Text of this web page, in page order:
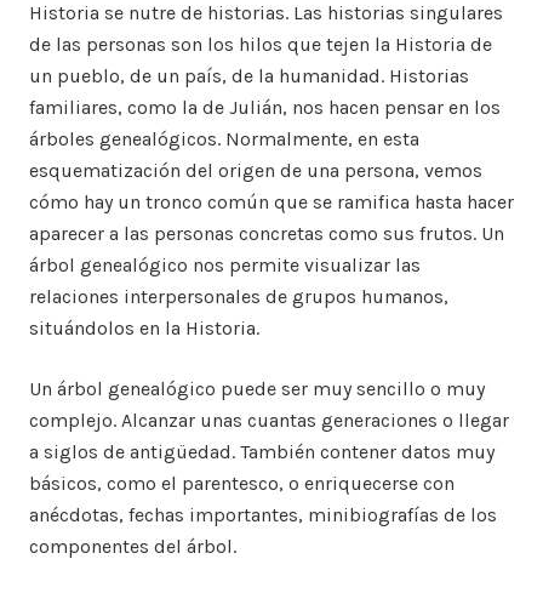
Historia se nutre de historias. Las historias singulares
de las personas son los hilos que tejen la Historia de
un pueblo, de un país, de la humanidad. Historias
familiares, como la de Julián, nos hacen pensar en los
árboles genealógicos. Normalmente, en esta
esquematización del origen de una persona, vemos
cómo hay un tronco común que se ramifica hasta hacer
aparecer a las personas concretas como sus frutos. Un
árbol genealógico nos permite visualizar las
relaciones interpersonales de grupos humanos,
situándolos en la Historia.
Un árbol genealógico puede ser muy sencillo o muy
complejo. Alcanzar unas cuantas generaciones o llegar
a siglos de antigüedad. También contener datos muy
básicos, como el parentesco, o enriquecerse con
anécdotas, fechas importantes, minibiografías de los
componentes del árbol.